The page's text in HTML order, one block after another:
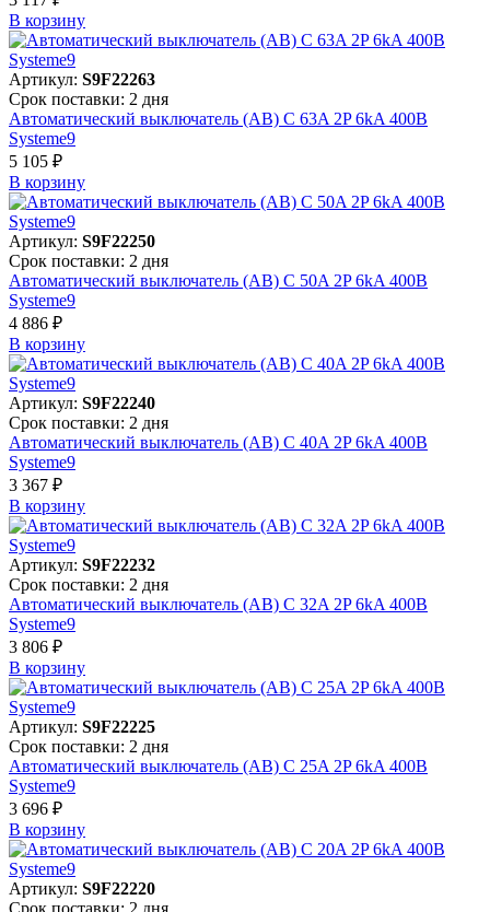
В корзинy
Артикул: S9F22263
Срок поставки: 2 дня
Автоматический выключатель (АВ) C 63A 2P 6kA 400В
Systeme9
5 105 ₽
В корзинy
Артикул: S9F22250
Срок поставки: 2 дня
Автоматический выключатель (АВ) C 50A 2P 6kA 400В
Systeme9
4 886 ₽
В корзинy
Артикул: S9F22240
Срок поставки: 2 дня
Автоматический выключатель (АВ) C 40A 2P 6kA 400В
Systeme9
3 367 ₽
В корзинy
Артикул: S9F22232
Срок поставки: 2 дня
Автоматический выключатель (АВ) C 32A 2P 6kA 400В
Systeme9
3 806 ₽
В корзинy
Артикул: S9F22225
Срок поставки: 2 дня
Автоматический выключатель (АВ) C 25A 2P 6kA 400В
Systeme9
3 696 ₽
В корзинy
Артикул: S9F22220
Срок поставки: 2 дня